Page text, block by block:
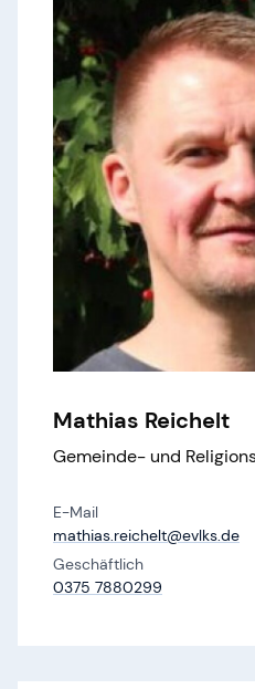
Mathias Reichelt
Gemeinde- und
E-Mail
mathias.​reichelt@​evlks.​de
Geschäftlich
0375 7880299